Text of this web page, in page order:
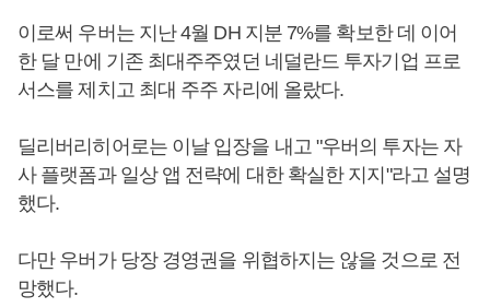
이로써 우버는 지난 4월 DH 지분 7%를 확보한 데 이어
한 달 만에 기존 최대주주였던 네덜란드 투자기업 프로
서스를 제치고 최대 주주 자리에 올랐다.
딜리버리히어로는 이날 입장을 내고 "우버의 투자는 자
사 플랫폼과 일상 앱 전략에 대한 확실한 지지"라고 설명
했다.
다만 우버가 당장 경영권을 위협하지는 않을 것으로 전
망했다.